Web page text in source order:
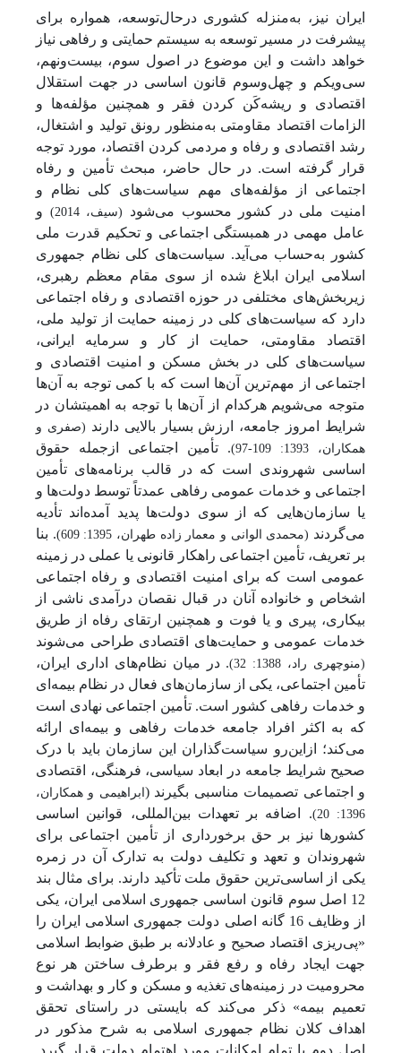
ایران نیز، به‌منزله کشوری درحال‌توسعه، همواره برای
پیشرفت در مسیر توسعه به سیستم حمایتی و رفاهی نیاز
خواهد داشت و این موضوع در اصول سوم، بیست‌ونهم،
سی‌ویکم و چهل‌وسوم قانون اساسی در جهت استقلال
اقتصادی و ریشه‌کَن کردن فقر و همچنین مؤلفه‌ها و
الزامات اقتصاد مقاومتی به‌منظور رونق تولید و اشتغال،
رشد اقتصادی و رفاه و مردمی کردن اقتصاد، مورد توجه
قرار گرفته است. در حال حاضر، مبحث تأمین و رفاه
اجتماعی از مؤلفه‌های مهم سیاست‌های کلی نظام و
امنیت ملی در کشور محسوب می‌شود
(سیف، 2014)
و
عامل مهمی در همبستگی اجتماعی و تحکیم قدرت ملی
کشور به‌حساب می‌آید. سیاست‌های کلی نظام جمهوری
اسلامی ایران ابلاغ شده از سوی مقام معظم رهبری،
زیربخش‌های مختلفی در حوزه اقتصادی و رفاه اجتماعی
دارد که سیاست‌های کلی در زمینه حمایت از تولید ملی،
اقتصاد مقاومتی، حمایت از کار و سرمایه ایرانی،
سیاست‌های کلی در بخش مسکن و امنیت اقتصادی و
اجتماعی از مهم‌ترین آن‌ها است که با کمی توجه به آن‌ها
متوجه می‌شویم هرکدام از آن‌ها با توجه به اهمیتشان در
شرایط امروز جامعه، ارزش بسیار بالایی دارند (صفری و
همکاران، 1393: 109-97)
. تأمین اجتماعی ازجمله حقوق
اساسی شهروندی است که در قالب برنامه‌های تأمین
اجتماعی و خدمات عمومی رفاهی عمدتاً توسط دولت‌ها و
یا سازمان‌هایی که از سوی دولت‌ها پدید آمده‌اند تأدیه
می‌گردند (محمدی الوانی و معمار زاده طهران، 1395: 609)
. بنا
بر تعریف، تأمین اجتماعی راهکار قانونی یا عملی در زمینه
عمومی است که برای امنیت اقتصادی و رفاه اجتماعی
اشخاص و خانواده آنان در قبال نقصان درآمدی ناشی از
بیکاری، پیری و یا فوت و همچنین ارتقای رفاه از طریق
خدمات عمومی و حمایت‌های اقتصادی طراحی می‌شوند
(منوچهری راد، 1388: 32)
. در میان نظام‌های اداری ایران،
تأمین اجتماعی، یکی از سازمان‌های فعال در نظام بیمه‌ای
و خدمات رفاهی کشور است. تأمین اجتماعی نهادی است
که به اکثر افراد جامعه خدمات رفاهی و بیمه‌ای ارائه
می‌کند؛ ازاین‌رو سیاست‌گذاران این سازمان باید با درک
صحیح شرایط جامعه در ابعاد سیاسی، فرهنگی، اقتصادی
و اجتماعی تصمیمات مناسبی بگیرند ( ابراهیمی و همکاران،
1396: 20)
. اضافه بر تعهدات بین‌المللی، قوانین اساسی
کشورها نیز بر حق برخورداری از تأمین اجتماعی برای
شهروندان و تعهد و تکلیف دولت به تدارک آن در زمره
یکی از اساسی‌ترین حقوق ملت تأکید دارند. برای مثال بند
12 اصل سوم قانون اساسی جمهوری اسلامی ایران، یکی
از وظایف 16 گانه اصلی دولت جمهوری اسلامی ایران را
«پی‌ریزی اقتصاد صحیح و عادلانه بر طبق ضوابط اسلامی
جهت ایجاد رفاه و رفع فقر و برطرف ساختن هر نوع
محرومیت در زمینه‌های تغذیه و مسکن و کار و بهداشت و
تعمیم بیمه» ذکر می‌کند که بایستی در راستای تحقق
اهداف کلان نظام جمهوری اسلامی به شرح مذکور در